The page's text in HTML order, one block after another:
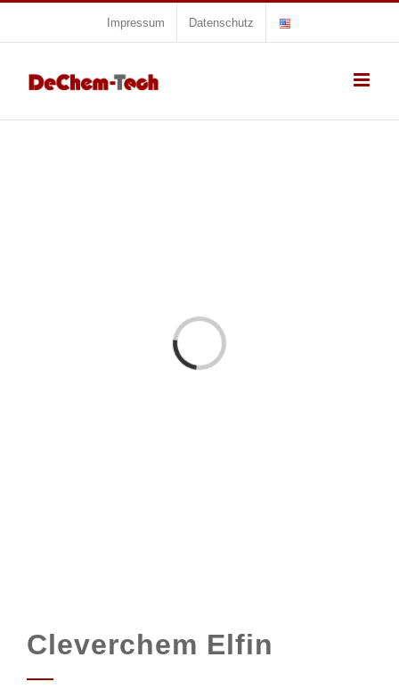
Inhalt
springen
Impressum Datenschutz
Laden...
Cleverchem Elfin